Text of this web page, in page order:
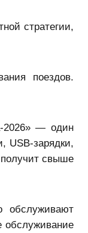
стратегии,
поездов.
2026» — один
USB-зарядки,
свыше
обслуживают
обслуживание